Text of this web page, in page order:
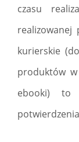
czasu
realizowanej
kurierskie
produktów
ebooki)